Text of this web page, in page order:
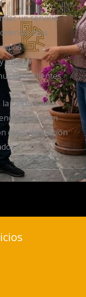
un servicio
Nos
ofrecer
clientes.
calidad, la
confían en
ética, dedicación